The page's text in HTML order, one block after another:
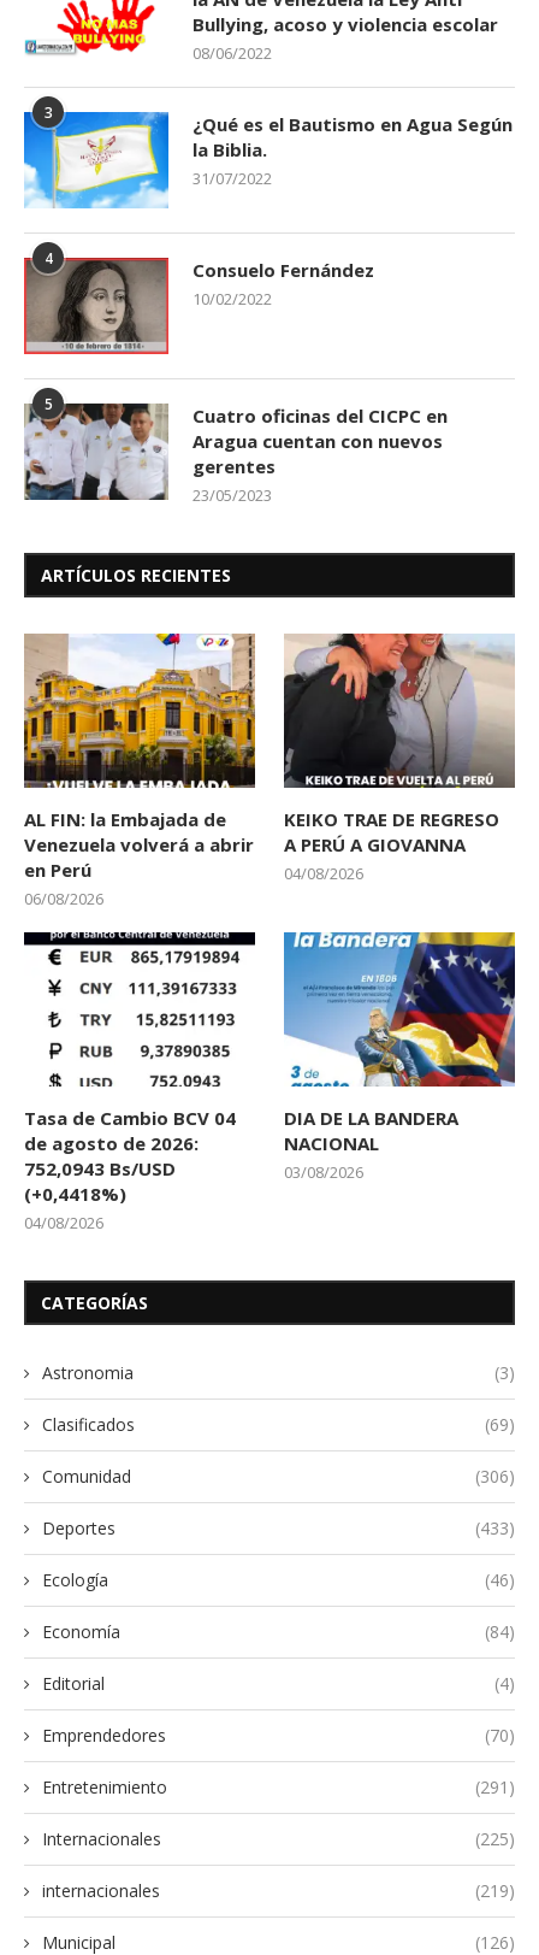
Perrita Extraviada en La Victoria
Bullying, acoso y violencia escolar
08/06/2022
3
¿Qué es el Bautismo en Agua Según
la Biblia.
31/07/2022
4 Consuelo Fernández
10/02/2022
5
Cuatro oficinas del CICPC en
Aragua cuentan con nuevos
gerentes
23/05/2023
ARTÍCULOS RECIENTES
AL FIN: la Embajada de
Venezuela volverá a abrir
en Perú
06/08/2026
KEIKO TRAE DE REGRESO
A PERÚ A GIOVANNA
04/08/2026
Tasa de Cambio BCV 04
de agosto de 2026:
752,0943 Bs/USD
(+0,4418%)
04/08/2026
DIA DE LA BANDERA
NACIONAL
03/08/2026
CATEGORÍAS
Astronomia (3)
Clasificados (69)
Comunidad (306)
Deportes (433)
Ecología (46)
Economía (84)
Editorial (4)
Emprendedores (70)
Entretenimiento (291)
Internacionales (225)
internacionales (219)
Municipal (126)